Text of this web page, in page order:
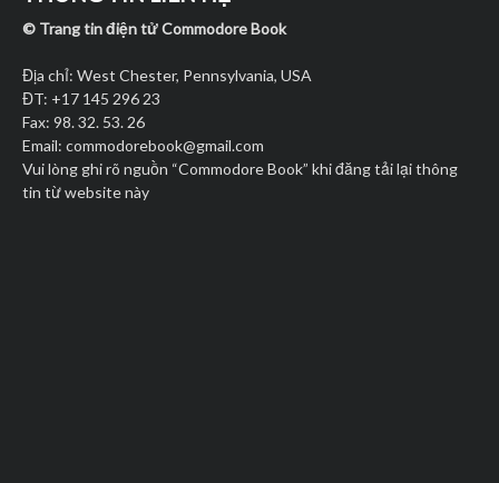
© Trang tin điện tử Commodore Book
Địa chỉ: West Chester, Pennsylvania, USA
ĐT: +17 145 296 23
Fax: 98. 32. 53. 26
Email: commodorebook@gmail.com
Vui lòng ghi rõ nguồn “Commodore Book” khi đăng tải lại thông
tin từ website này